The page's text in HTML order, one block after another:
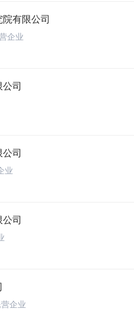
有限公司
企业
司
司
业
司
企业